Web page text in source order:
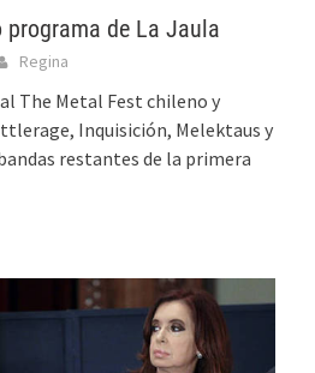
programa de La Jaula
Regina
The Metal Fest chileno y
Inquisición, Melektaus y
restantes de la primera